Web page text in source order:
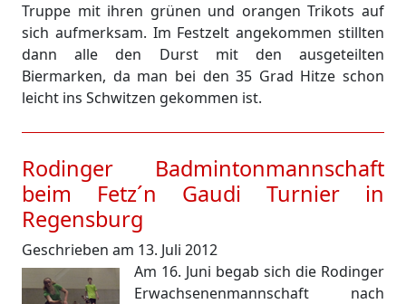
Truppe mit ihren grünen und orangen Trikots auf
sich aufmerksam. Im Festzelt angekommen stillten
dann alle den Durst mit den ausgeteilten
Biermarken, da man bei den 35 Grad Hitze schon
leicht ins Schwitzen gekommen ist.
Rodinger Badmintonmannschaft
beim Fetz´n Gaudi Turnier in
Regensburg
Geschrieben am 13. Juli 2012
Am 16. Juni begab sich die Rodinger
Erwachsenenmannschaft nach